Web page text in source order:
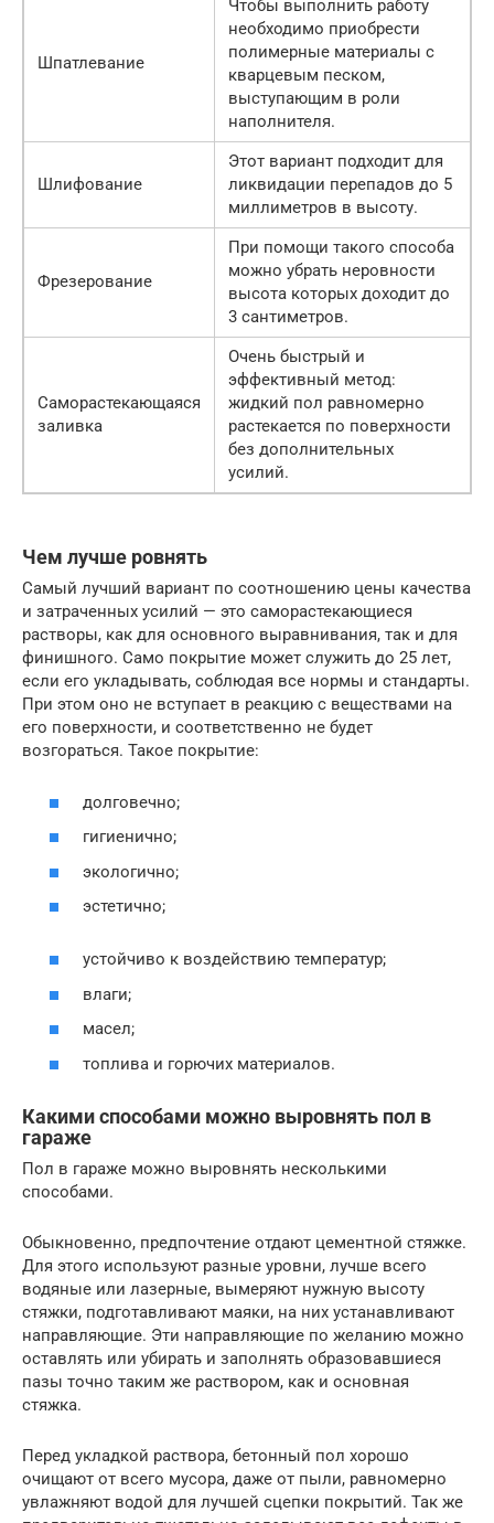
Шпатлевание
Чтобы выполнить работу
необходимо приобрести
полимерные материалы с
кварцевым песком,
выступающим в роли
наполнителя.
Шлифование
Этот вариант подходит для
ликвидации перепадов до 5
миллиметров в высоту.
Фрезерование
При помощи такого способа
можно убрать неровности
высота которых доходит до
3 сантиметров.
Саморастекающаяся
заливка
Очень быстрый и
эффективный метод:
жидкий пол равномерно
растекается по поверхности
без дополнительных
усилий.
Чем лучше ровнять
Самый лучший вариант по соотношению цены качества
и затраченных усилий — это саморастекающиеся
растворы, как для основного выравнивания, так и для
финишного. Само покрытие может служить до 25 лет,
если его укладывать, соблюдая все нормы и стандарты.
При этом оно не вступает в реакцию с веществами на
его поверхности, и соответственно не будет
возгораться. Такое покрытие:
долговечно;
гигиенично;
экологично;
эстетично;
устойчиво к воздействию температур;
влаги;
масел;
топлива и горючих материалов.
Какими способами можно выровнять пол в
гараже
Пол в гараже можно выровнять несколькими
способами.
Обыкновенно, предпочтение отдают цементной стяжке.
Для этого используют разные уровни, лучше всего
водяные или лазерные, вымеряют нужную высоту
стяжки, подготавливают маяки, на них устанавливают
направляющие. Эти направляющие по желанию можно
оставлять или убирать и заполнять образовавшиеся
пазы точно таким же раствором, как и основная
стяжка.
Перед укладкой раствора, бетонный пол хорошо
очищают от всего мусора, даже от пыли, равномерно
увлажняют водой для лучшей сцепки покрытий. Так же